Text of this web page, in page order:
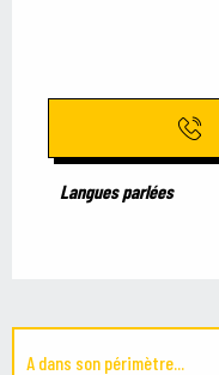
Langues parlées
Langues parlées
A dans son périmètre...